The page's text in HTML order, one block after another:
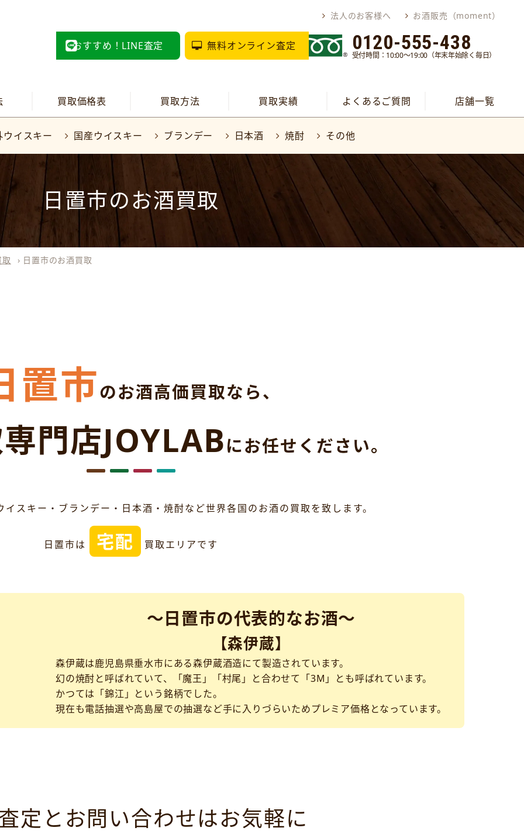
法人のお客様へ お酒販売（moment）
おすすめ！LINE査定 無料オンライン査定 0120-555-438
受付時間：10:00～19:00（年末年始除く毎日）
買取価格表 買取方法 買取実績 よくあるご質問 店舗一覧
ウイスキー 国産ウイスキー ブランデー 日本酒 焼酎 その他
日置市のお酒買取
› 日置市のお酒買取
置市のお酒高価買取なら、
門店JOYLABにお任せください。
スキー・ブランデー・日本酒・焼酎など世界各国のお酒の買取を致します。
日置市は 宅配 買取エリアです
～日置市の代表的なお酒～
【森伊蔵】
森伊蔵は鹿児島県垂水市にある森伊蔵酒造にて製造されています。
幻の焼酎と呼ばれていて、「魔王」「村尾」と合わせて「3M」とも呼ばれています。
かつては「錦江」という銘柄でした。
現在も電話抽選や高島屋での抽選など手に入りづらいためプレミア価格となっています。
定とお問い合わせはお気軽に